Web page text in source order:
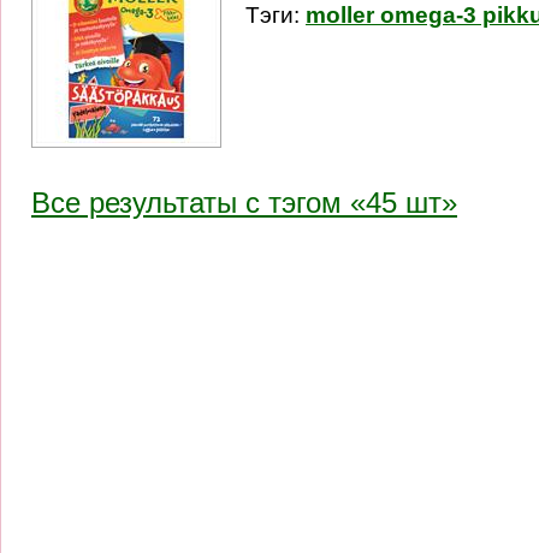
Тэги: moller оmega-3
Все результаты c тэгом «45 шт»